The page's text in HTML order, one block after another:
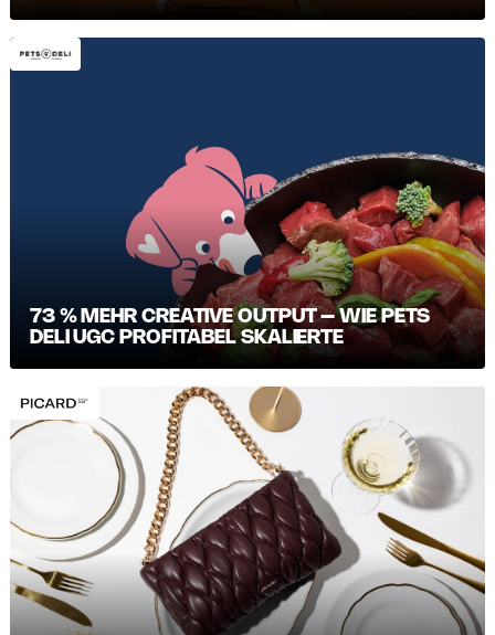
73 % MEHR CREATIVE OUTPUT – WIE PETS
DELI UGC PROFITABEL SKALIERTE